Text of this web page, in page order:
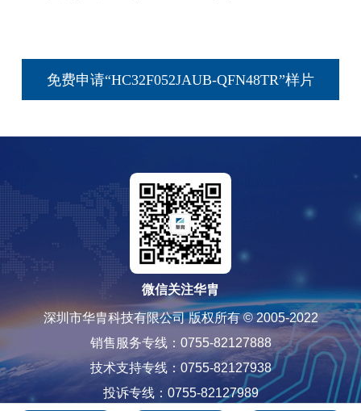
免费申请“HC32F052JAUB-QFN48TR”样片
微信关注华胄
深圳市华胄科技有限公司 版权所有 © 2005-2022
销售服务专线：0755-82127888
技术支持专线：0755-82127938
投诉专线：0755-82127989